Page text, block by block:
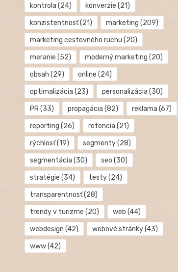
kontrola (24) konverzie (21)
konzistentnosť(21) marketing (209)
marketing cestovného ruchu (20)
meranie (52) moderný marketing (20)
obsah (29) online (24)
optimalizácia (23) personalizácia (30)
PR(33) propagácia (82) reklama (67)
reporting (26) retencia (21)
rýchlosť(19) segmenty(28)
segmentácia (30) seo (30)
stratégie (34) testy(24)
transparentnosť(28)
trendy v turizme (20) web (44)
webdesign (42) webové stránky(43)
www(42)